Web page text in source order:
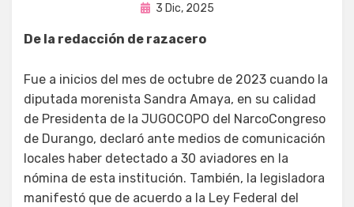
porFernando Miranda Servín
Publicada
3 Dic, 2025
De la redacción de razacero
Fue a inicios del mes de octubre de 2023 cuando la
diputada morenista Sandra Amaya, en su calidad
de Presidenta de la JUGOCOPO del NarcoCongreso
de Durango, declaró ante medios de comunicación
locales haber detectado a 30 aviadores en la
nómina de esta institución. También, la legisladora
manifestó que de acuerdo a la Ley Federal del